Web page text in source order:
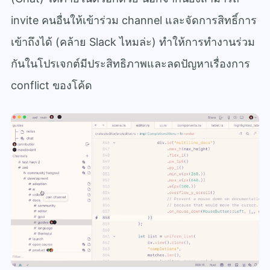
invite คนอื่นให้เข้าร่วม channel และจัดการสิทธิ์การ
เข้าถึงได้ (คล้าย Slack ไหมล่ะ) ทำให้การทำงานร่วม
กันในโปรเจกต์มีประสิทธิภาพและลดปัญหาเรื่องการ
conflict ของโค้ด